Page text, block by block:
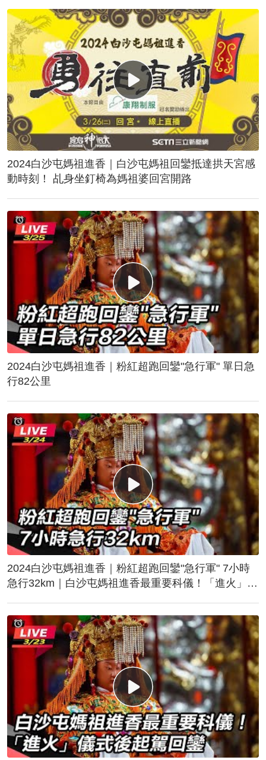
2024白沙屯媽祖進香｜白沙屯媽祖回鑾抵達拱天宮感
動時刻！ 乩身坐釘椅為媽祖婆回宮開路
2024白沙屯媽祖進香｜粉紅超跑回鑾"急行軍" 單日急
行82公里
2024白沙屯媽祖進香｜粉紅超跑回鑾"急行軍" 7小時
急行32km｜白沙屯媽祖進香最重要科儀！「進火」儀